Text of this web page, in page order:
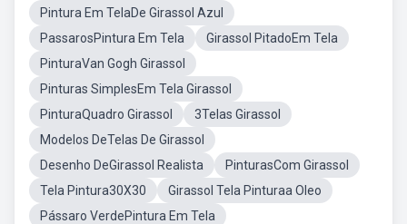
Pintura Em TelaDe Girassol Azul
PassarosPintura Em Tela
Girassol PitadoEm Tela
PinturaVan Gogh Girassol
Pinturas SimplesEm Tela Girassol
PinturaQuadro Girassol
3Telas Girassol
Modelos DeTelas De Girassol
Desenho DeGirassol Realista
PinturasCom Girassol
Tela Pintura30X30
Girassol Tela Pinturaa Oleo
Pássaro VerdePintura Em Tela